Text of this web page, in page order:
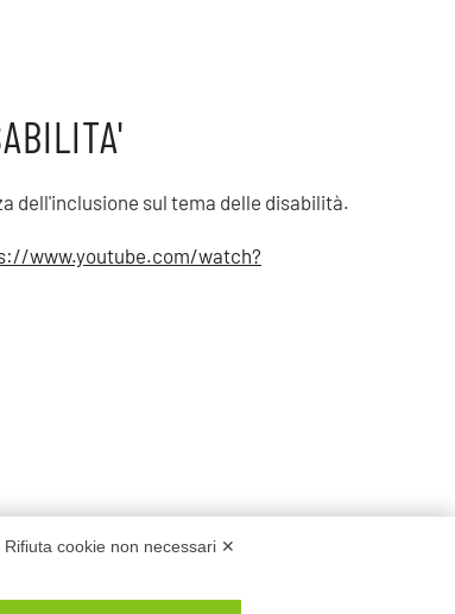
dell'inclusione sul tema delle disabilità.
www.youtube.com/watch?
Rifiuta cookie non necessari ✕